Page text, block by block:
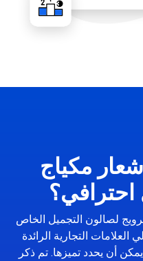
مكياج
لصالون التجميل الخاص
العلامات التجارية الرائدة
أن يحدد تميزها. تم ذكر